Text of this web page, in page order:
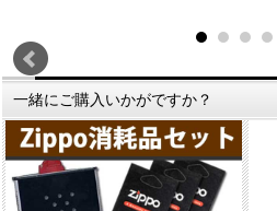
一緒にご購入いかがですか？